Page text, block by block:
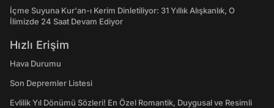
İçme Suyuna Kur'an-ı Kerim Dinletiliyor: 31 Yıllık Alışkanlık, O
İlimizde 24 Saat Devam Ediyor
Hızlı Erişim
Hava Durumu
Son Depremler Listesi
Evlilik Yıl Dönümü Sözleri! En Özel Romantik, Duygusal ve Resimli